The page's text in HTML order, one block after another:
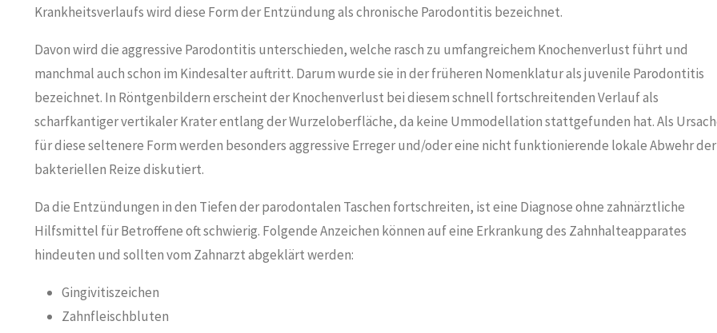
Krankheitsverlaufs wird diese Form der Entzündung als chronische Parodontitis bezeichnet.
Davon wird die aggressive Parodontitis unterschieden, welche rasch zu umfangreichem Knochenverlust führt und
manchmal auch schon im Kindesalter auftritt. Darum wurde sie in der früheren Nomenklatur als juvenile Parodontitis
bezeichnet. In Röntgenbildern erscheint der Knochenverlust bei diesem schnell fortschreitenden Verlauf als
scharfkantiger vertikaler Krater entlang der Wurzeloberfläche, da keine Ummodellation stattgefunden hat. Als
für diese seltenere Form werden besonders aggressive Erreger und/oder eine nicht funktionierende lokale Abwehr der
bakteriellen Reize diskutiert.
Da die Entzündungen in den Tiefen der parodontalen Taschen fortschreiten, ist eine Diagnose ohne zahnärztliche
Hilfsmittel für Betroffene oft schwierig. Folgende Anzeichen können auf eine Erkrankung des Zahnhalteapparates
hindeuten und sollten vom Zahnarzt abgeklärt werden:
Gingivitiszeichen
Zahnfleischbluten